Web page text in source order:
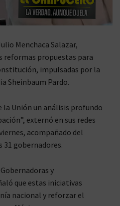
Menchaca Salazar,
reformas propuestas para
impulsadas por la
Sheinbaum Pardo.
la Unión un análisis profundo
externó en sus redes
acompañado del
gobernadores.
y
que estas iniciativas
nacional y reforzar el